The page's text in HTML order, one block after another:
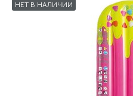
НЕТ В НАЛИЧИИ